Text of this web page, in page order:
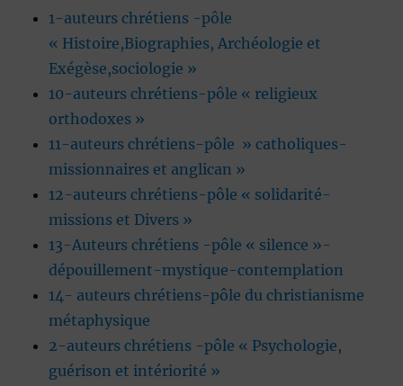
1-auteurs chrétiens -pôle
« Histoire,Biographies, Archéologie et
Exégèse,sociologie »
10-auteurs chrétiens-pôle « religieux
orthodoxes »
11-auteurs chrétiens-pôle » catholiques-
missionnaires et anglican »
12-auteurs chrétiens-pôle « solidarité-
missions et Divers »
13-Auteurs chrétiens -pôle « silence »-
dépouillement-mystique-contemplation
14- auteurs chrétiens-pôle du christianisme
métaphysique
2-auteurs chrétiens -pôle « Psychologie,
guérison et intériorité »